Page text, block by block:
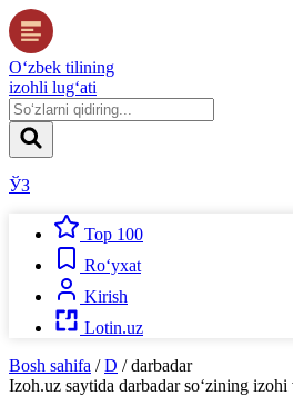
O‘zbek tilining
izohli lug‘ati
ЎЗ
Top 100
Ro‘yxat
Kirish
Lotin.uz
Bosh sahifa / D / darbadar
Izoh.uz saytida darbadarso‘zining izohi